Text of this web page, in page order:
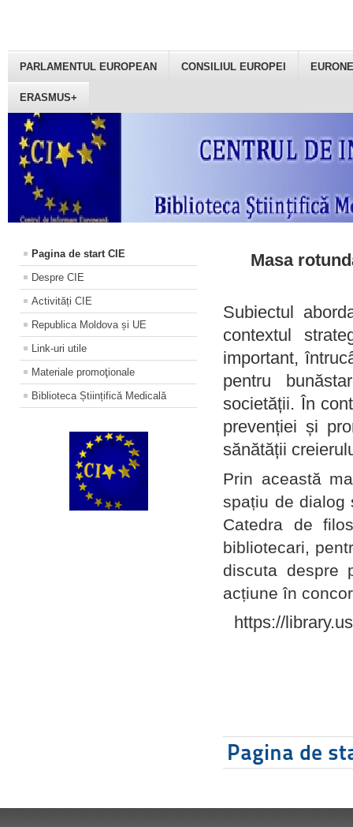
PARLAMENTUL EUROPEAN CONSILIUL EUROPEI
ERASMUS+
Pagina de start CIE
Despre CIE
Activități CIE
Republica Moldova și UE
Link-uri utile
Materiale promoţionale
Biblioteca Științifică Medicală
Masa
Subiectul
contextul
important,
pentru
societății. În
prevenției și
sănătății
Prin această
spațiu de dialog
Catedra de
bibliotecari,
discuta despre
acțiune în
https://
Pagina de